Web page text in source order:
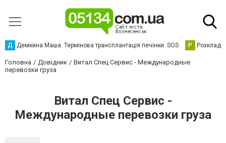
Д Демкина Маша. Термінова трансплантація печінки. SOS Р Розклад
Головна Довідник
Витал Спец Сервис - Международные
перевозки груза
Витал Спец Сервис -
Международные перевозки груза